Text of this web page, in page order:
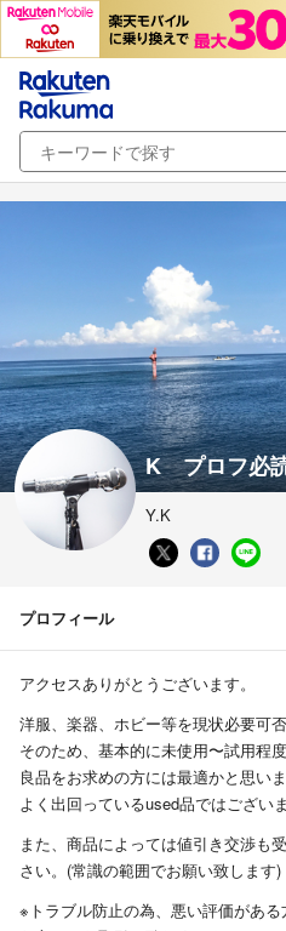
K プロフ必
Y.K
プロフィール
アクセスありがとうございます。
洋服、楽器、ホビー等を現状必要可
そのため、基本的に未使用〜試用程
良品をお求めの方には最適かと思いま
よく出回っているused品ではございま
また、商品によっては値引き交渉も
さい。(常識の範囲でお願い致します)
※トラブル防止の為、悪い評価があ